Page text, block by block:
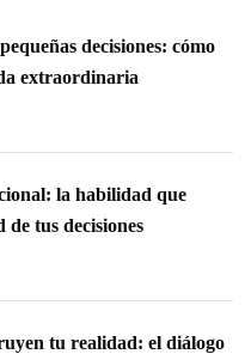
decisiones: cómo
extraordinaria
la habilidad que
tus decisiones
tu realidad: el diálogo